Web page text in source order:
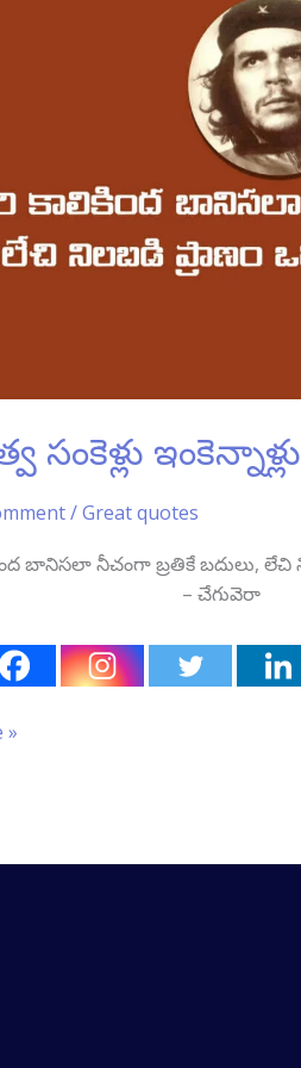
సంకెళ్లు
/Great quotes
బానిసలా నీచంగా బ్రతికే
»